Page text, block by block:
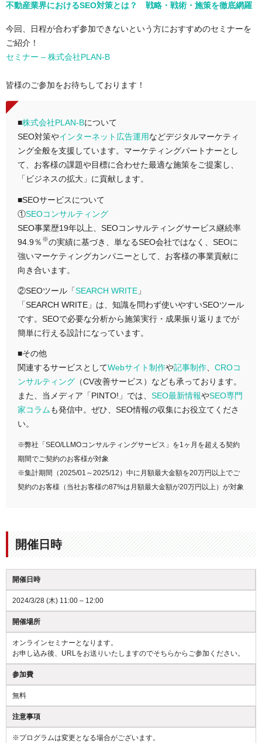
不動産業界におけるSEO対策とは？ 戦略・戦術・施策を徹底網羅
今回、日程が合わず参加できないという方におすすめのセミナーを
ご紹介！
セミナー – 株式会社PLAN-B
皆様のご参加をお待ちしております！
■株式会社PLAN-Bについて
SEO対策やインターネット広告運用などデジタルマーケティ
ング全般を支援しています。マーケティングパートナーとし
て、お客様の課題や目標に合わせた最適な施策をご提案し、
「ビジネスの拡大」に貢献します。
■SEOサービスについて
①SEOコンサルティング
SEO事業歴19年以上、SEOコンサルティングサービス継続率
94.9％ ※の実績に基づき、単なるSEO会社ではなく、SEOに
強いマーケティングカンパニーとして、お客様の事業貢献に
向き合います。
②SEOツール「SEARCH WRITE」
「SEARCH WRITE」は、知識を問わず使いやすいSEOツール
です。SEOで必要な分析から施策実行・成果振り返りまでが
簡単に行える設計になっています。
■その他
関連するサービスとしてWebサイト制作や記事制作、 CROコ
ンサルティング（CV改善サービス）なども承っております。
また、当メディア「PINTO!」では、 SEO最新情報やSEO専門
家コラムも発信中。ぜひ、SEO情報の収集にお役立てくださ
い。
※弊社「SEO/LLMOコンサルティングサービス」を1ヶ月を超える契約
期間でご契約のお客様が対象
※集計期間（2025/01～2025/12）中に月額最大金額を20万円以上でご
契約のお客様（当社お客様の87%は月額最大金額が20万円以上）が対象
開催日時
開催日時
2024/3/28 (木) 11:00 – 12:00
開催場所
オンラインセミナーとなります。
お申し込み後、URLをお送りいたしますのでそちらからご参加ください。
参加費
無料
注意事項
※プログラムは変更となる場合がございます。